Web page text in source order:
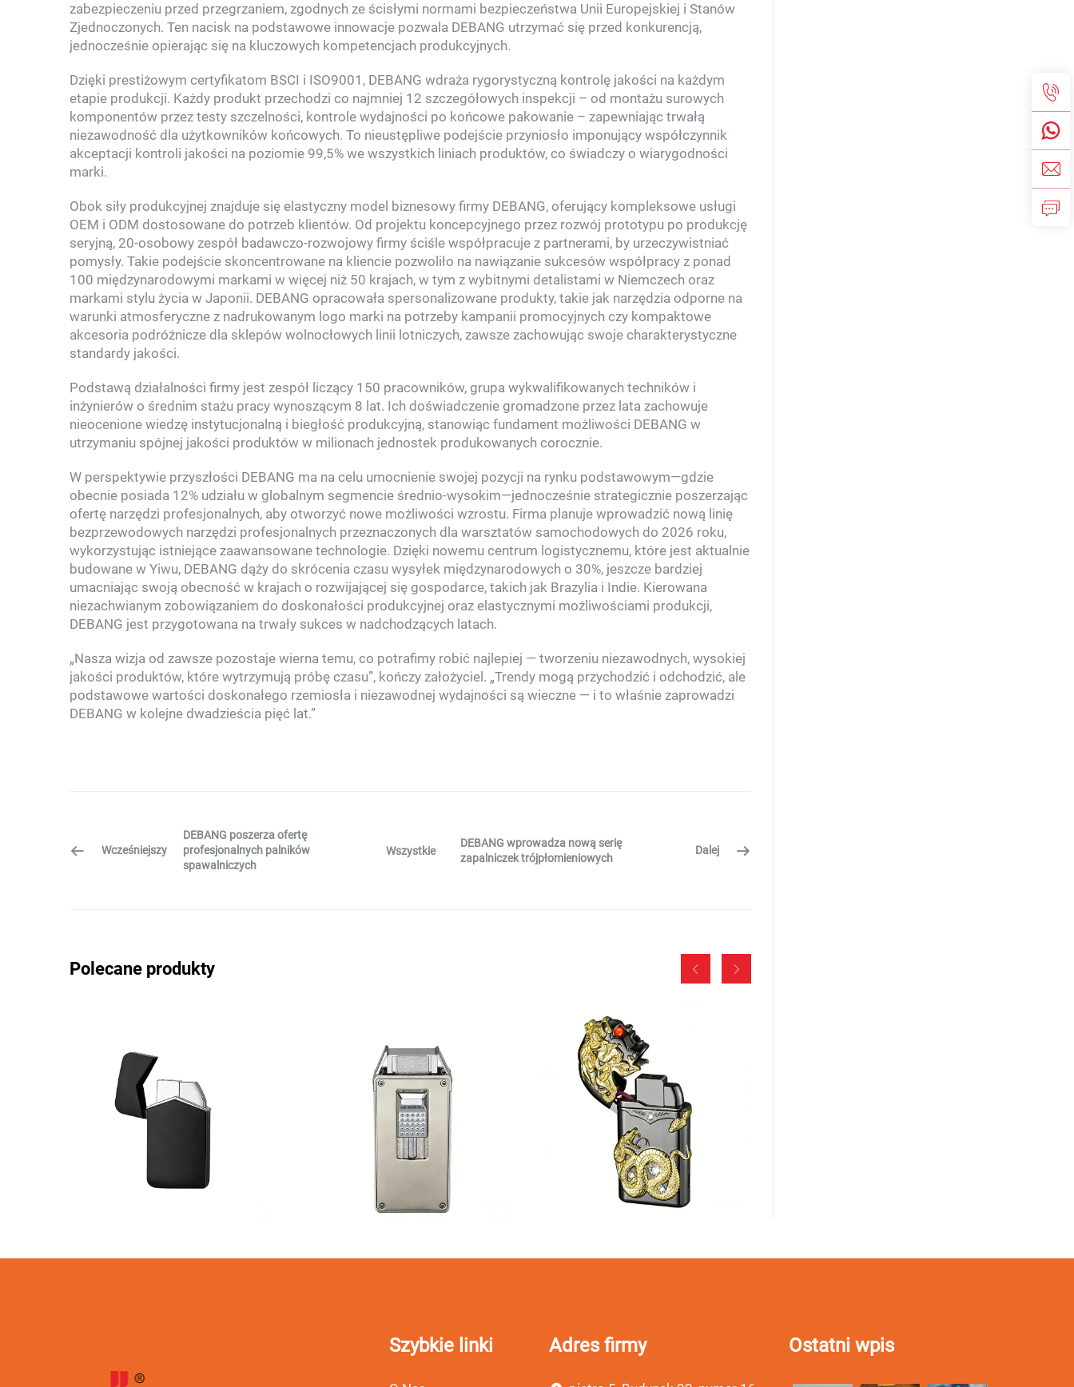
zabezpieczeniu przed przegrzaniem, zgodnych ze ścisłymi normami bezpieczeństwa Unii Europejskiej i Stanów
Zjednoczonych. Ten nacisk na podstawowe innowacje pozwala DEBANG utrzymać się przed konkurencją,
jednocześnie opierając się na kluczowych kompetencjach produkcyjnych.
Dzięki prestiżowym certyfikatom BSCI i ISO9001, DEBANG wdraża rygorystyczną kontrolę jakości na każdym
etapie produkcji. Każdy produkt przechodzi co najmniej 12 szczegółowych inspekcji – od montażu surowych
komponentów przez testy szczelności, kontrole wydajności po końcowe pakowanie – zapewniając trwałą
niezawodność dla użytkowników końcowych. To nieustępliwe podejście przyniosło imponujący współczynnik
akceptacji kontroli jakości na poziomie 99,5% we wszystkich liniach produktów, co świadczy o wiarygodności
marki.
Obok siły produkcyjnej znajduje się elastyczny model biznesowy firmy DEBANG, oferujący kompleksowe usługi
OEM i ODM dostosowane do potrzeb klientów. Od projektu koncepcyjnego przez rozwój prototypu po produkcję
seryjną, 20-osobowy zespół badawczo-rozwojowy firmy ściśle współpracuje z partnerami, by urzeczywistniać
pomysły. Takie podejście skoncentrowane na kliencie pozwoliło na nawiązanie sukcesów współpracy z ponad
100 międzynarodowymi markami w więcej niż 50 krajach, w tym z wybitnymi detalistami w Niemczech oraz
markami stylu życia w Japonii. DEBANG opracowała spersonalizowane produkty, takie jak narzędzia odporne na
warunki atmosferyczne z nadrukowanym logo marki na potrzeby kampanii promocyjnych czy kompaktowe
akcesoria podróżnicze dla sklepów wolnocłowych linii lotniczych, zawsze zachowując swoje charakterystyczne
standardy jakości.
Podstawą działalności firmy jest zespół liczący 150 pracowników, grupa wykwalifikowanych techników i
inżynierów o średnim stażu pracy wynoszącym 8 lat. Ich doświadczenie gromadzone przez lata zachowuje
nieocenione wiedzę instytucjonalną i biegłość produkcyjną, stanowiąc fundament możliwości DEBANG w
utrzymaniu spójnej jakości produktów w milionach jednostek produkowanych corocznie.
W perspektywie przyszłości DEBANG ma na celu umocnienie swojej pozycji na rynku podstawowym—gdzie
obecnie posiada 12% udziału w globalnym segmencie średnio-wysokim—jednocześnie strategicznie poszerzając
ofertę narzędzi profesjonalnych, aby otworzyć nowe możliwości wzrostu. Firma planuje wprowadzić nową linię
bezprzewodowych narzędzi profesjonalnych przeznaczonych dla warsztatów samochodowych do 2026 roku,
wykorzystując istniejące zaawansowane technologie. Dzięki nowemu centrum logistycznemu, które jest aktualnie
budowane w Yiwu, DEBANG dąży do skrócenia czasu wysyłek międzynarodowych o 30%, jeszcze bardziej
umacniając swoją obecność w krajach o rozwijającej się gospodarce, takich jak Brazylia i Indie. Kierowana
niezachwianym zobowiązaniem do doskonałości produkcyjnej oraz elastycznymi możliwościami produkcji,
DEBANG jest przygotowana na trwały sukces w nadchodzących latach.
„Nasza wizja od zawsze pozostaje wierna temu, co potrafimy robić najlepiej — tworzeniu niezawodnych, wysokiej
jakości produktów, które wytrzymują próbę czasu”, kończy założyciel. „Trendy mogą przychodzić i odchodzić, ale
podstawowe wartości doskonałego rzemiosła i niezawodnej wydajności są wieczne — i to właśnie zaprowadzi
DEBANG w kolejne dwadzieścia pięć lat.”
Wcześniejszy
DEBANG poszerza ofertę
profesjonalnych palników
spawalniczych
Wszystkie
DEBANG wprowadza nową serię
zapalniczek trójpłomieniowych
Dalej
Polecane produkty
Szybkie linki Adres firmy Ostatni wpis